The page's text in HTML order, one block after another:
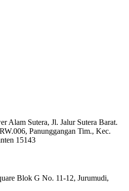
Alam Sutera, Jl. Jalur Sutera Barat.
Panunggangan Tim., Kec.
15143
Blok G No. 11-12, Jurumudi,